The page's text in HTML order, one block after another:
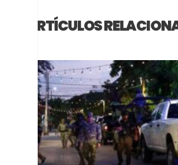
ARTÍCULOS